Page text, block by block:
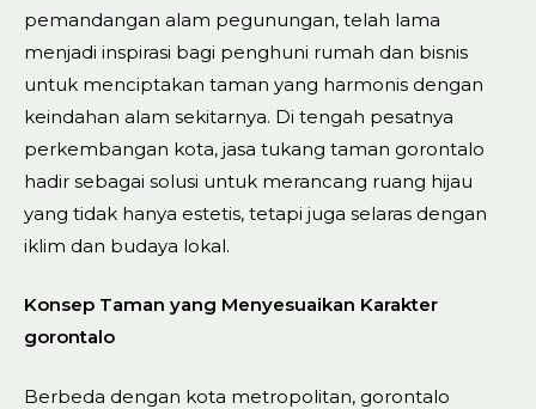
pemandangan alam pegunungan, telah lama
menjadi inspirasi bagi penghuni rumah dan bisnis
untuk menciptakan taman yang harmonis dengan
keindahan alam sekitarnya. Di tengah pesatnya
perkembangan kota, jasa tukang taman gorontalo
hadir sebagai solusi untuk merancang ruang hijau
yang tidak hanya estetis, tetapi juga selaras dengan
iklim dan budaya lokal.
Konsep Taman yang Menyesuaikan Karakter
gorontalo
Berbeda dengan kota metropolitan, gorontalo